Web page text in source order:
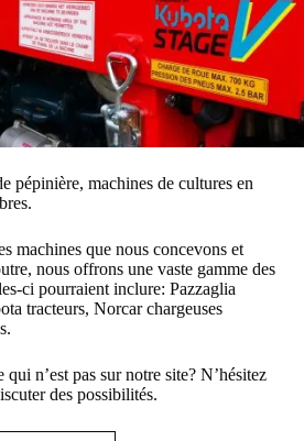
pépinière, machines de cultures en
machines que nous concevons et
nous offrons une vaste gamme des
ci pourraient inclure: Pazzaglia
tracteurs, Norcar chargeuses
n’est pas sur notre site? N’hésitez
des possibilités.